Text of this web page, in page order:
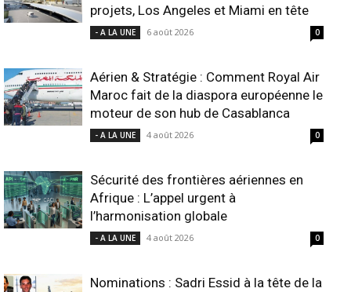
projets, Los Angeles et Miami en tête
- A LA UNE 6 août 2026 0
Aérien & Stratégie : Comment Royal Air
Maroc fait de la diaspora européenne le
moteur de son hub de Casablanca
- A LA UNE 4 août 2026 0
Sécurité des frontières aériennes en
Afrique : L’appel urgent à
l’harmonisation globale
- A LA UNE 4 août 2026 0
Nominations : Sadri Essid à la tête de la